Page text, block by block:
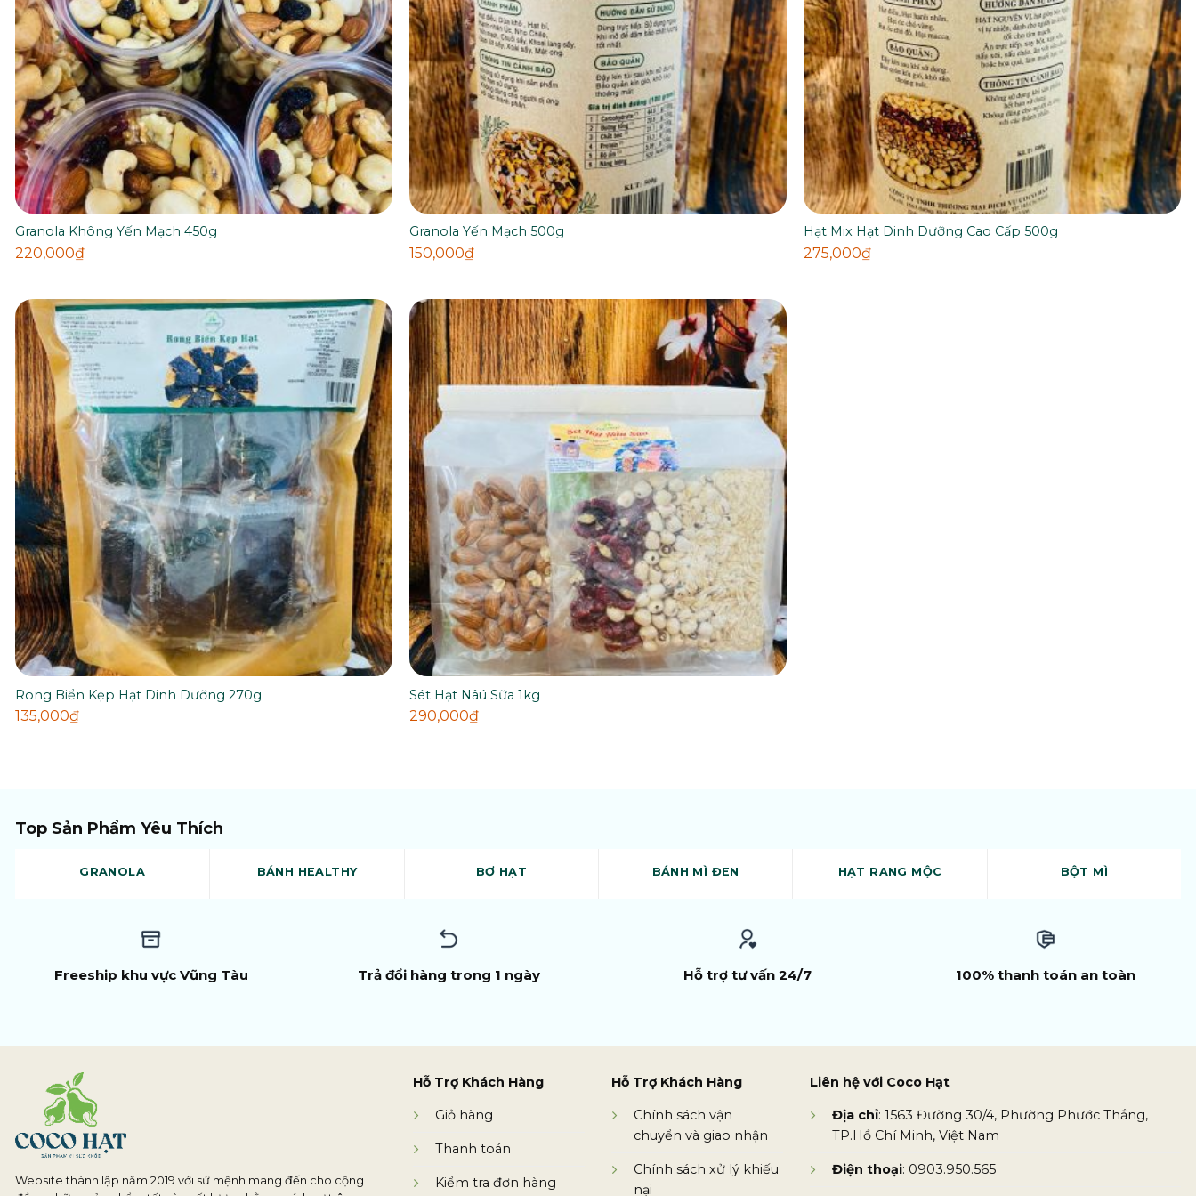
Granola Không Yến Mạch 450g
220,000₫
Granola Yến Mạch 500g
150,000₫
Hạt Mix Hạt Dinh Dưỡng Cao Cấp 500g
275,000₫
Rong Biển Kẹp Hạt Dinh Dưỡng 270g
135,000₫
Sét Hạt Nâú Sữa 1kg
290,000₫
Top Sản Phẩm Yêu Thích
GRANOLA BÁNH HEALTHY BƠ HẠT BÁNH MÌ ĐEN HẠT RANG MỘC BỘT MÌ
Freeship khu vực Vũng Tàu Trả đổi hàng trong 1 ngày Hỗ trợ tư vấn 24/7 100% thanh toán an toàn
Website thành lập năm 2019 với sứ mệnh mang đến cho cộng
Hỗ Trợ Khách Hàng
Giỏ hàng
Thanh toán
Kiểm tra đơn hàng
Hỗ Trợ Khách Hàng
Chính sách vận
chuyển và giao nhận
Chính sách xử lý khiếu
nại
Liên hệ với Coco Hạt
Địa chỉ: 1563 Đường 30/4, Phường Phước Thắng,
TP.Hồ Chí Minh, Việt Nam
Điện thoại: 0903.950.565